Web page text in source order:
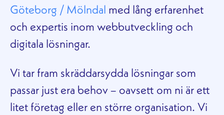
Göteborg / Mölndal med lång erfarenhet
och expertis inom webbutveckling och
digitala lösningar.
Vi tar fram skräddarsydda lösningar som
passar just era behov – oavsett om ni är ett
litet företag eller en större organisation. Vi